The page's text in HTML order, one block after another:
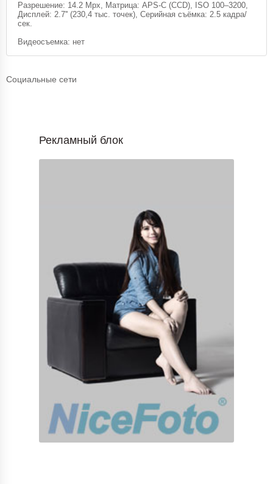
Разрешение: 14.2 Mpx, Матрица: APS-C (CCD), ISO 100–3200,
Дисплей: 2.7'' (230,4 тыс. точек), Серийная съёмка: 2.5 кадра/
сек.
Видеосъемка: нет
Социальные сети
Рекламный блок